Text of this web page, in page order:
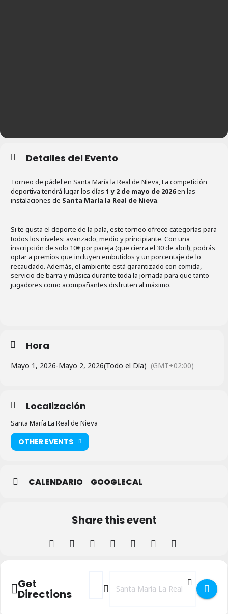
Detalles del Evento
Torneo de pádel en Santa María la Real de Nieva, La competición
deportiva tendrá lugar los días 1 y 2 de mayo de 2026en las
instalaciones de Santa María la Real de Nieva.
Si te gusta el deporte de la pala, este torneo ofrece categorías para
todos los niveles: avanzado, medio y principiante. Con una
inscripción de solo 10€ por pareja (que cierra el 30 de abril), podrás
optar a premios que incluyen embutidos y un porcentaje de lo
recaudado. Además, el ambiente está garantizado con comida,
servicio de barra y música durante toda la jornada para que tanto
jugadores como acompañantes disfruten al máximo.
Hora
Mayo 1, 2026-Mayo 2, 2026(Todo el Día) (GMT+02:00)
Localización
Santa María La Real de Nieva
OTHER EVENTS
CALENDARIO GOOGLECAL
Share this event
Get
Directions
Address - Torneo de pádel en Santa
Destination Address - Torneo de